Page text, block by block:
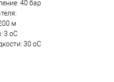
40 бар
м
3 oC
30 oC